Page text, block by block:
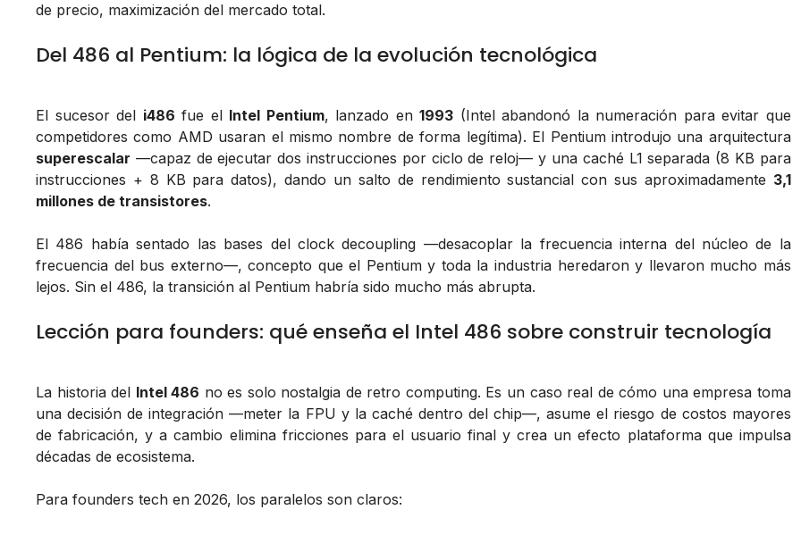
de precio, maximización del mercado total.
Del 486 al Pentium: la lógica de la evolución tecnológica
El sucesor del i486 fue el Intel Pentium, lanzado en1993 (Intel abandonó la numeración para evitar que
competidores como AMD usaran el mismo nombre de forma legítima). El Pentium introdujo una arquitectura
superescalar —capaz de ejecutar dos instrucciones por ciclo de reloj— y una caché L1 separada (8 KB para
instrucciones + 8 KB para datos), dando un salto de rendimiento sustancial con sus aproximadamente 3,1
millones de transistores.
El 486 había sentado las bases del clock decoupling —desacoplar la frecuencia interna del núcleo de la
frecuencia del bus externo—, concepto que el Pentium y toda la industria heredaron y llevaron mucho más
lejos. Sin el 486, la transición al Pentium habría sido mucho más abrupta.
Lección para founders: qué enseña el Intel 486 sobre construir tecnología
La historia del Intel 486 no es solo nostalgia de retro computing. Es un caso real de cómo una empresa toma
una decisión de integración —meter la FPU y la caché dentro del chip—, asume el riesgo de costos mayores
de fabricación, y a cambio elimina fricciones para el usuario final y crea un efecto plataforma que impulsa
décadas de ecosistema.
Para founders tech en 2026, los paralelos son claros: